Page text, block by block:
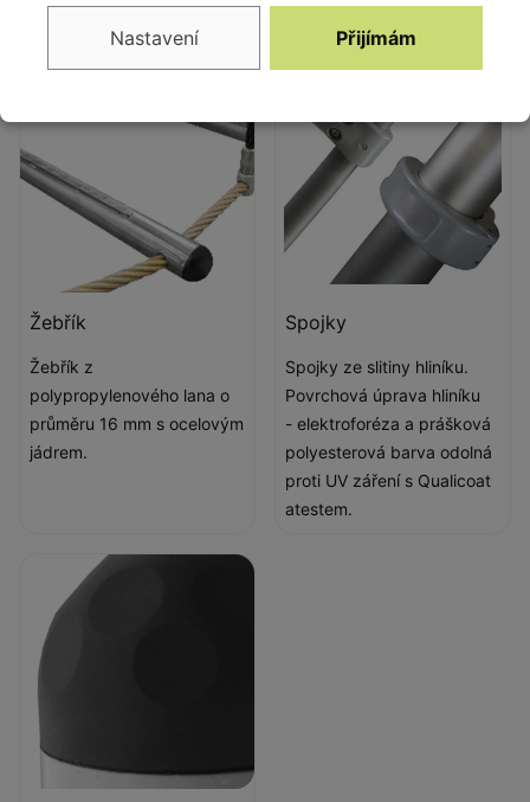
a průměrem 16 mm.
Žebřík
Žebřík z
polypropylenového lana o
průměru 16 mm s ocelovým
jádrem.
Spojky
Spojky ze slitiny hliníku.
Povrchová úprava hliníku
- elektroforéza a prášková
polyesterová barva odolná
proti UV záření s Qualicoat
atestem.
Nastavení Přijímám